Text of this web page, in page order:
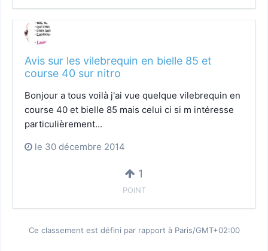
Avis sur les vilebrequin en bielle 85 et
course 40 sur nitro
Bonjour a tous voilà j'ai vue quelque vilebrequin en
course 40 et bielle 85 mais celui ci si m intéresse
particulièrement...
le 30 décembre 2014
1
POINT
Ce classement est défini par rapport à Paris/GMT+02:00